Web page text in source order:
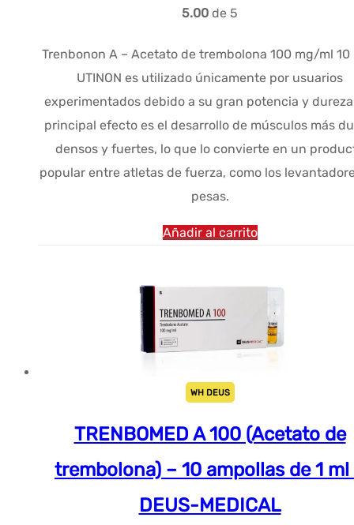
5.00 de 5
Trenbonon A – Acetato de trembolona 100 mg/ml 10
UTINON es utilizado únicamente por usuarios
experimentados debido a su gran potencia y
principal efecto es el desarrollo de músculos más
densos y fuertes, lo que lo convierte en un
popular entre atletas de fuerza, como los
pesas.
Añadir al carrito
WH DEUS
TRENBOMED A 100 (Acetato de
trembolona) – 10 ampollas de 1 ml
DEUS-MEDICAL